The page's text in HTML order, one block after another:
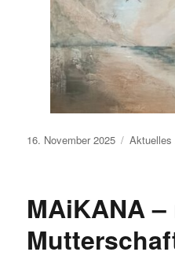
Veröffentlicht
16. November 2025 Aktuelles
MAiKANA